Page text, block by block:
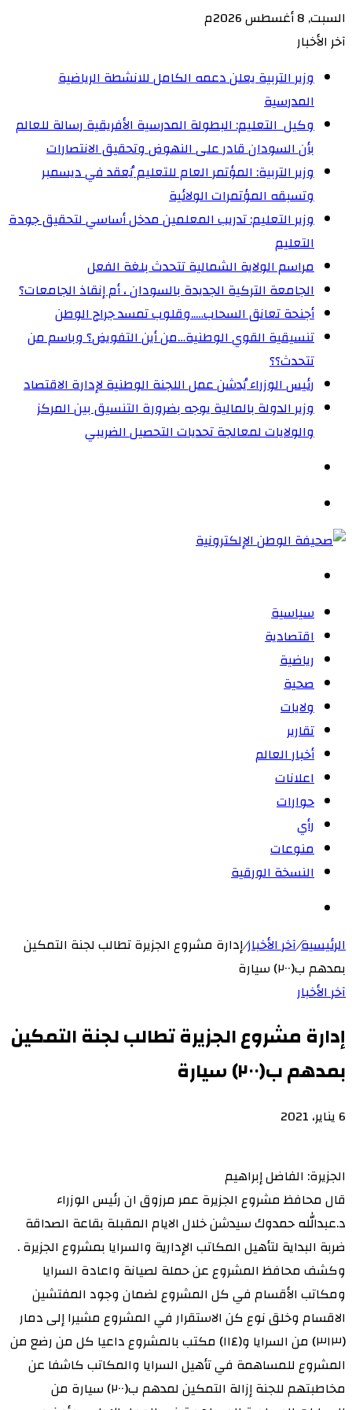
السبت, 8 أغسطس 2026م
آخر الأخبار
وزير التربية يعلن دعمه الكامل للانشطة الرياضية
المدرسية
وكيل التعليم: البطولة المدرسية الأفريقية رسالة للعالم
بأن السودان قادر على النهوض وتحقيق الانتصارات
وزير التربية: المؤتمر العام للتعليم يُعقد في ديسمبر
وتسبقه المؤتمرات الولائية
وزير التعليم: تدريب المعلمين مدخل أساسي لتحقيق جودة
التعليم
مراسم الولاية الشمالية تتحدث بلغة الفعل
الجامعة التركية الجديدة بالسودان ، أم إنقاذ الجامعات؟
أجنحة تعانق السحاب…..وقلوب تمسد جراح الوطن
تنسيقية القوي الوطنية…من أين التفويض؟ وباسم من
تتحدث؟؟
رئيس الوزراء يُدشن عمل اللجنة الوطنية لإدارة الاقتصاد
وزير الدولة بالمالية يوجه بضرورة التنسيق بين المركز
والولايات لمعالجة تحديات التحصيل الضريبي‏
سياسية
اقتصادية
رياضية
صحية
ولايات
تقارير
أخبار العالم
اعلانات
حوارات
رأي
منوعات
النسخة الورقية
الرئيسية/آخر الأخبار/إدارة مشروع الجزيرة تطالب لجنة التمكين
بمدهم ب(٢٠٠) سيارة
آخر الأخبار
إدارة مشروع الجزيرة تطالب لجنة التمكين
بمدهم ب(٢٠٠) سيارة
6 يناير، 2021
الجزيرة: الفاضل إبراهيم
قال محافظ مشروع الجزيرة عمر مرزوق ان رئيس الوزراء
د.عبدالله حمدوك سيدشن خلال الايام المقبلة بقاعة الصداقة
ضربة البداية لتأهيل المكاتب الإدارية والسرايا بمشروع الجزيرة .
وكشف محافظ المشروع عن حملة لصيانة واعادة السرايا
ومكاتب الأقسام في كل المشروع لضمان وجود المفتشين
الاقسام وخلق نوع كن الاستقرار في المشروع مشيرا إلى دمار
(٣١٣) من السرايا و(١١٤) مكتب بالمشروع داعيا كل من رضع من
المشروع للمساهمة في تأهيل السرايا والمكاتب كاشفا عن
مخاطبتهم للجنة إزالة التمكين لمدهم ب(٢٠٠) سيارة من